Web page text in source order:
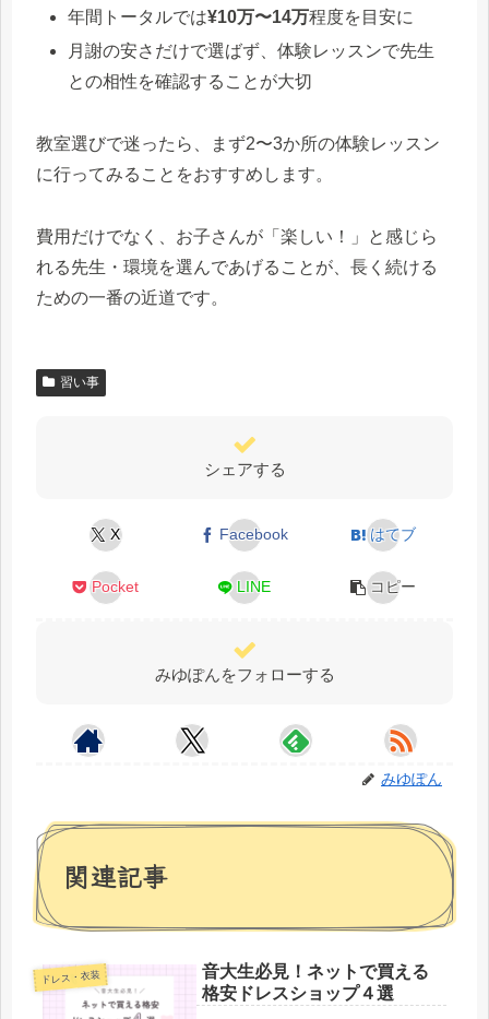
年間トータルでは¥10万〜14万程度を目安に
月謝の安さだけで選ばず、体験レッスンで先生
との相性を確認することが大切
教室選びで迷ったら、まず2〜3か所の体験レッスン
に行ってみることをおすすめします。
費用だけでなく、お子さんが「楽しい！」と感じら
れる先生・環境を選んであげることが、長く続ける
ための一番の近道です。
習い事
シェアする
X Facebook はてブ
Pocket LINE コピー
みゆぽんをフォローする
みゆぽん
関連記事
ドレス・衣装
音大生必見！ネットで買える
格安ドレスショップ４選